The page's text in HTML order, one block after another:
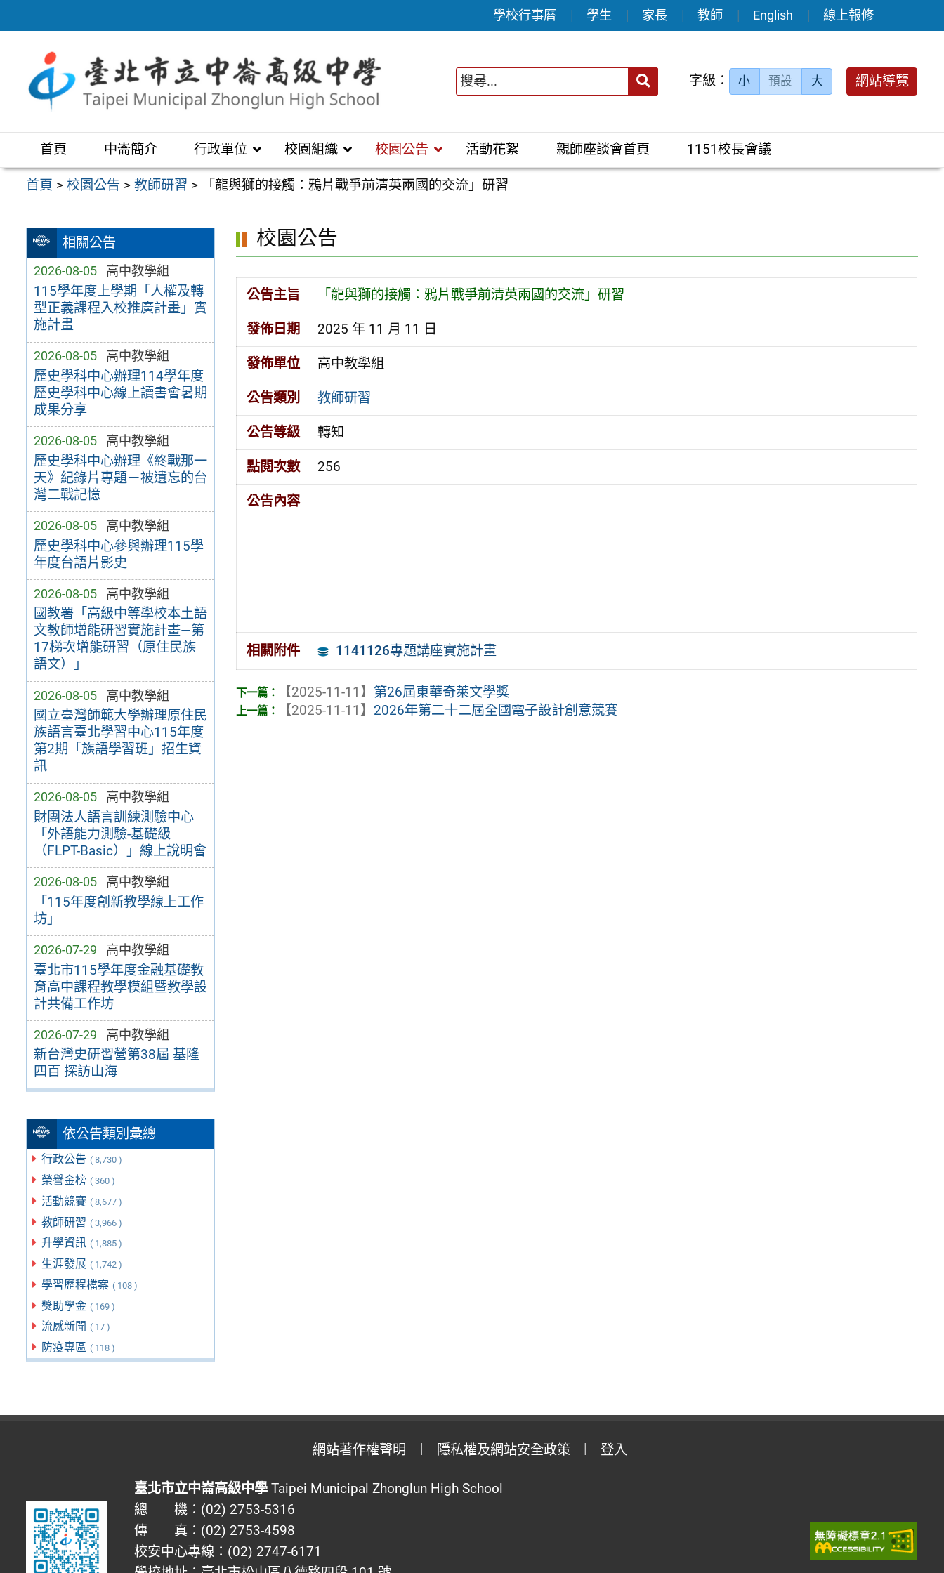
至
區
學校行事曆 學生 家長 教師 English 線上報修
送出 字級： 小 預設 大 網站導覽
首頁 中崙簡介 行政單位 校園組織 校園公告 活動花絮 親師座談會首頁 1151校長會議
首頁 >校園公告 >教師研習 > 「龍與獅的接觸：鴉片戰爭前清英兩國的交流」研習
相關公告
2026-08-05 高中教學組
115學年度上學期「人權及轉
型正義課程入校推廣計畫」實
施計畫
2026-08-05 高中教學組
歷史學科中心辦理114學年度
歷史學科中心線上讀書會暑期
成果分享
2026-08-05 高中教學組
歷史學科中心辦理《終戰那一
天》紀錄片專題－被遺忘的台
灣二戰記憶
2026-08-05 高中教學組
歷史學科中心參與辦理115學
年度台語片影史
2026-08-05 高中教學組
國教署「高級中等學校本土語
文教師增能研習實施計畫—第
17梯次增能研習（原住民族
語文）」
2026-08-05 高中教學組
國立臺灣師範大學辦理原住民
族語言臺北學習中心115年度
第2期「族語學習班」招生資
訊
2026-08-05 高中教學組
財團法人語言訓練測驗中心
「外語能力測驗-基礎級
（FLPT-Basic）」線上說明會
2026-08-05 高中教學組
「115年度創新教學線上工作
坊」
2026-07-29 高中教學組
臺北市115學年度金融基礎教
育高中課程教學模組暨教學設
計共備工作坊
2026-07-29 高中教學組
新台灣史研習營第38屆 基隆
四百 探訪山海
依公告類別彙總
行政公告 ( 8,730 )
榮譽金榜 ( 360 )
活動競賽 ( 8,677 )
教師研習 ( 3,966 )
升學資訊 ( 1,885 )
生涯發展 ( 1,742 )
學習歷程檔案 ( 108 )
獎助學金 ( 169 )
流感新聞 ( 17 )
防疫專區 ( 118 )
校園公告
公告主旨 「龍與獅的接觸：鴉片戰爭前清英兩國的交流」研習
發佈日期 2025 年 11 月 11 日
發佈單位 高中教學組
公告類別 教師研習
公告等級 轉知
點閱次數 256
公告內容
相關附件 1141126專題講座實施計畫
【2025-11-11】 第26屆東華奇萊文學獎
【2025-11-11】 2026年第二十二屆全國電子設計創意競賽
網站著作權聲明 隱私權及網站安全政策 登入
臺北市立中崙高級中學Taipei Municipal Zhonglun High School
總 機：(02) 2753-5316
傳 真：(02) 2753-4598
校安中心專線：(02) 2747-6171